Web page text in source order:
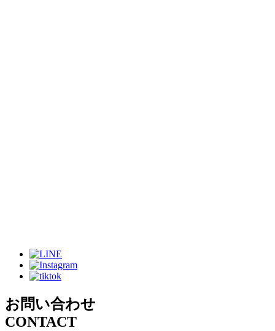
お問い合わせ
CONTACT